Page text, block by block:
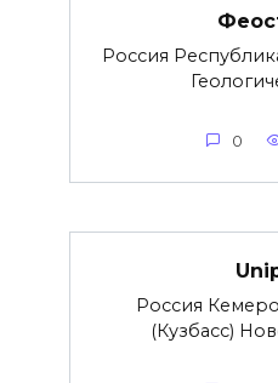
Россия
0
Россия
(Кузбасс)